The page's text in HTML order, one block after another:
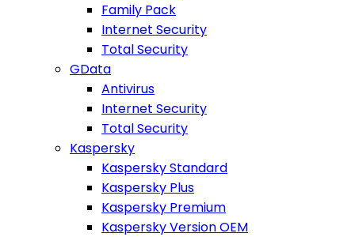
Family Pack
Internet Security
Total Security
GData
Antivirus
Internet Security
Total Security
Kaspersky
Kaspersky Standard
Kaspersky Plus
Kaspersky Premium
Kaspersky Version OEM